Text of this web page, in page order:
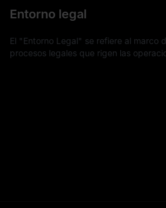
Entorno legal
El "Entorno Legal" se refiere al marco
procesos legales que rigen las